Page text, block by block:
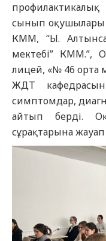
профилактикалық
сынып оқушылары
КММ, “Ы.
мектебі” КММ.”,
лицей, «№ 46 орта
ЖДТ
симптомдар,
айтып берді.
сұрақтарына жауап